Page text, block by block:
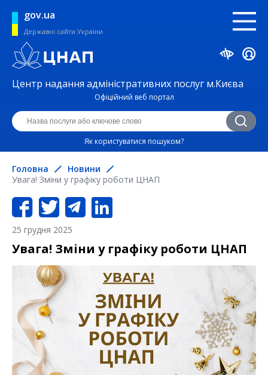
gov.ua
Державні сайти України
Центр надання адміністративних послуг м.Києва
Офіційний веб портал
Як користуватися пошуком?
Головна
Новини
Увага! Зміни у графіку роботи ЦНАП
25 грудня 2025
Увага! Зміни у графіку роботи ЦНАП